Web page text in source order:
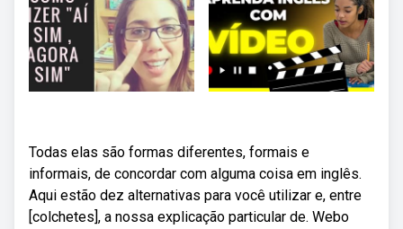
Todas elas são formas diferentes, formais e
informais, de concordar com alguma coisa em inglês.
Aqui estão dez alternativas para você utilizar e, entre
[colchetes], a nossa explicação particular de. Webo